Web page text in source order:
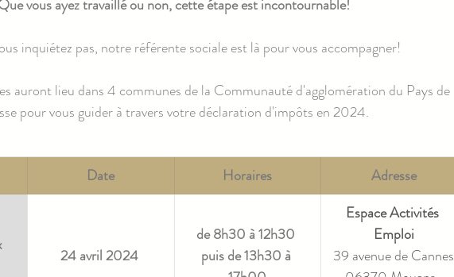
vous ayez travaillé ou non, cette étape est incontournable!
inquiétez pas, notre référente sociale est là pour vous accompagner!
auront lieu dans 4 communes de la Communauté d'agglomération du Pays de
pour vous guider à travers votre déclaration d'impôts en 2024.
Date Horaires Adresse
24 avril 2024
de 8h30 à 12h30
puis de 13h30 à
Espace Activités
Emploi
39 avenue de Cannes